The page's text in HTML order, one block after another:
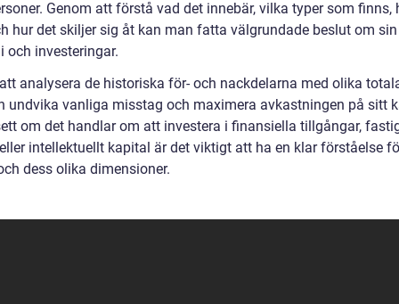
Genom att förstå vad det innebär, vilka typer som finns,
hur det skiljer sig åt kan man fatta välgrundade beslut om sin
och investeringar.
analysera de historiska för- och nackdelarna med olika
undvika vanliga misstag och maximera avkastningen på sitt
om det handlar om att investera i finansiella tillgångar,
intellektuellt kapital är det viktigt att ha en klar förståelse
dess olika dimensioner.